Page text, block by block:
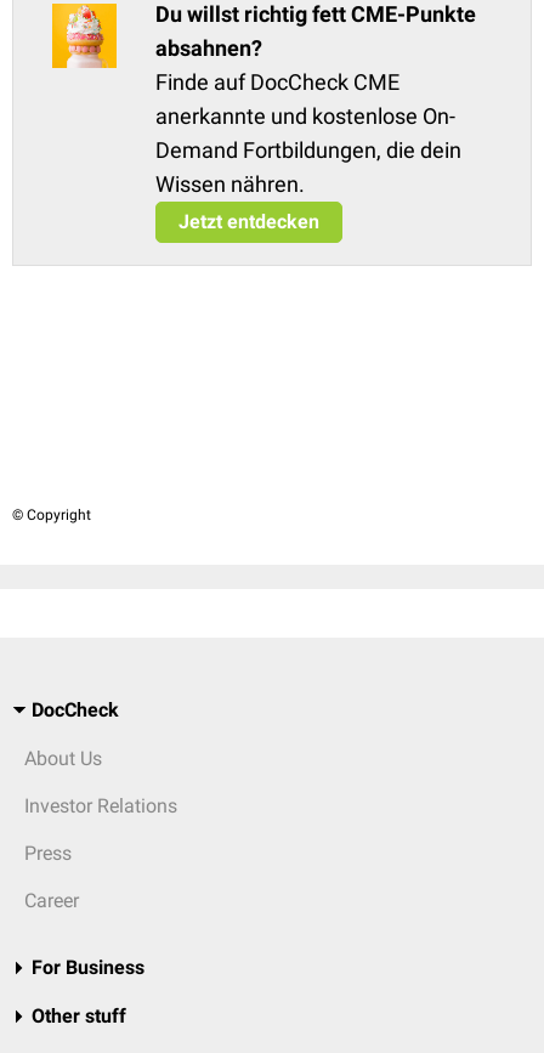
Du willst richtig fett CME-Punkte
absahnen?
Finde auf DocCheck CME
anerkannte und kostenlose On-
Demand Fortbildungen, die dein
Wissen nähren.
Jetzt entdecken
© Copyright
DocCheck
About Us
Investor Relations
Press
Career
For Business
Other stuff